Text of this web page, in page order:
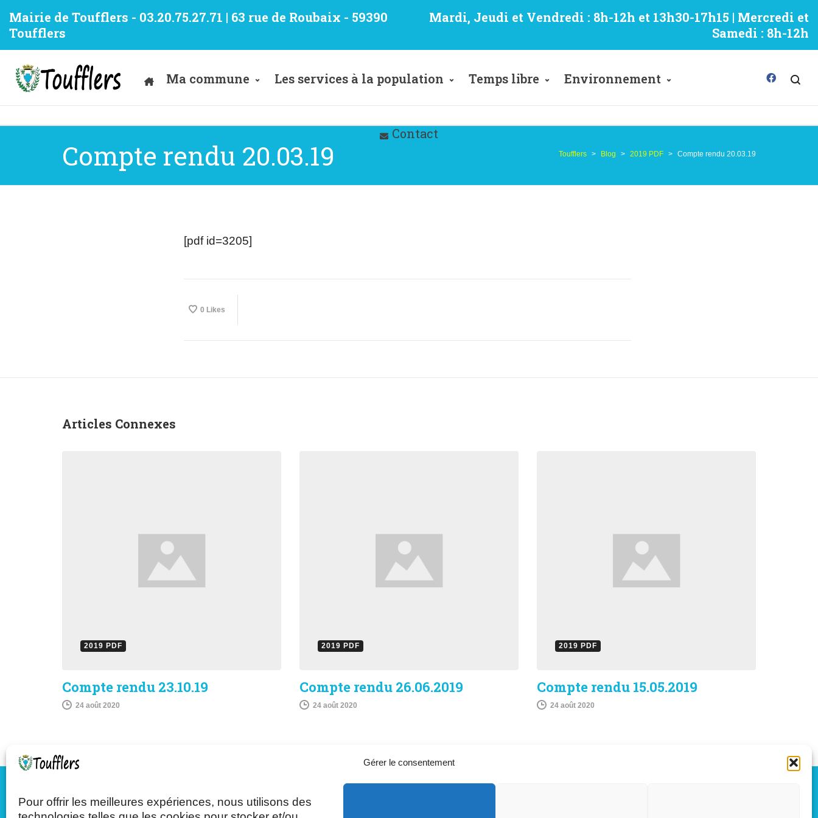
Gérer le consentement
Pour offrir les meilleures expériences, nous utilisons des
Mairie de Toufflers - 03.20.75.27.71 | 63 rue de Roubaix - 59390
Toufflers
Mardi, Jeudi et Vendredi : 8h-12h et 13h30-17h15 | Mercredi et
Samedi : 8h-12h
Ma commune Les services à la population Temps libre Environnement
Contact
Compte rendu 20.03.19 Toufflers > Blog > 2019 PDF > Compte rendu 20.03.19
[pdf id=3205]
0 Likes
Articles Connexes
2019 PDF
Compte rendu 23.10.19
24 août 2020
2019 PDF
Compte rendu 26.06.2019
24 août 2020
2019 PDF
Compte rendu 15.05.2019
24 août 2020
Mairie de Toufflers
Mardi, Jeudi et Vendredi : 8h/12h et